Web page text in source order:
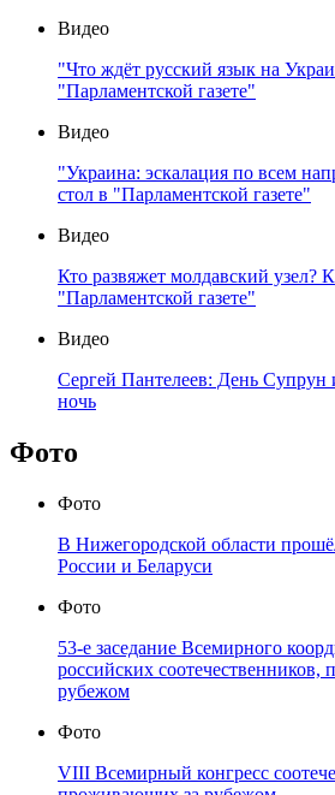
Видео
"Что ждёт русский язык на
"Парламентской газете"
Видео
"Украина: эскалация по всем
стол в "Парламентской газете"
Видео
Кто развяжет молдавский узел?
"Парламентской газете"
Видео
Сергей Пантелеев: День Супрун
ночь
Фото
Фото
В Нижегородской области
России и Беларуси
Фото
53-е заседание Всемирного
российских
рубежом
Фото
VIII Всемирный конгресс